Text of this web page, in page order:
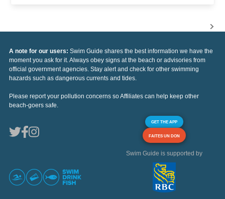
A note for our users: Swim Guide shares the best information we have the
moment you ask for it. Always obey signs at the beach or advisories from
official government agencies. Stay alert and check for other swimming
hazards such as dangerous currents and tides.
Please report your pollution concerns so Affiliates can help keep other
beach-goers safe.
GET THE APP
FAITES UN DON
Swim Guide is supported by